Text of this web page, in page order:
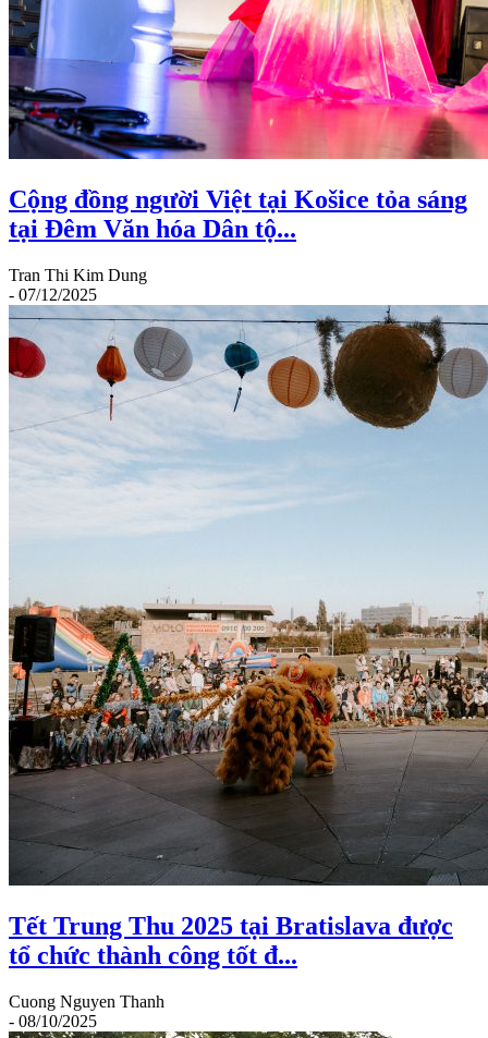
Cộng đồng người Việt tại Košice tỏa sáng
tại Đêm Văn hóa Dân tộ...
Tran Thi Kim Dung
- 07/12/2025
Tết Trung Thu 2025 tại Bratislava được
tổ chức thành công tốt đ...
Cuong Nguyen Thanh
- 08/10/2025